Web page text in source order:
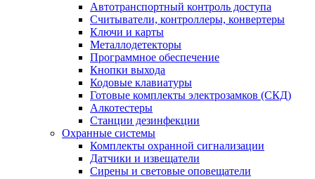
Автотранспортный контроль доступа
Считыватели, контроллеры, конвертеры
Ключи и карты
Металлодетекторы
Программное обеспечение
Кнопки выхода
Кодовые клавиатуры
Готовые комплекты электрозамков (СКД)
Алкотестеры
Станции дезинфекции
Охранные системы
Комплекты охранной сигнализации
Датчики и извещатели
Сирены и световые оповещатели